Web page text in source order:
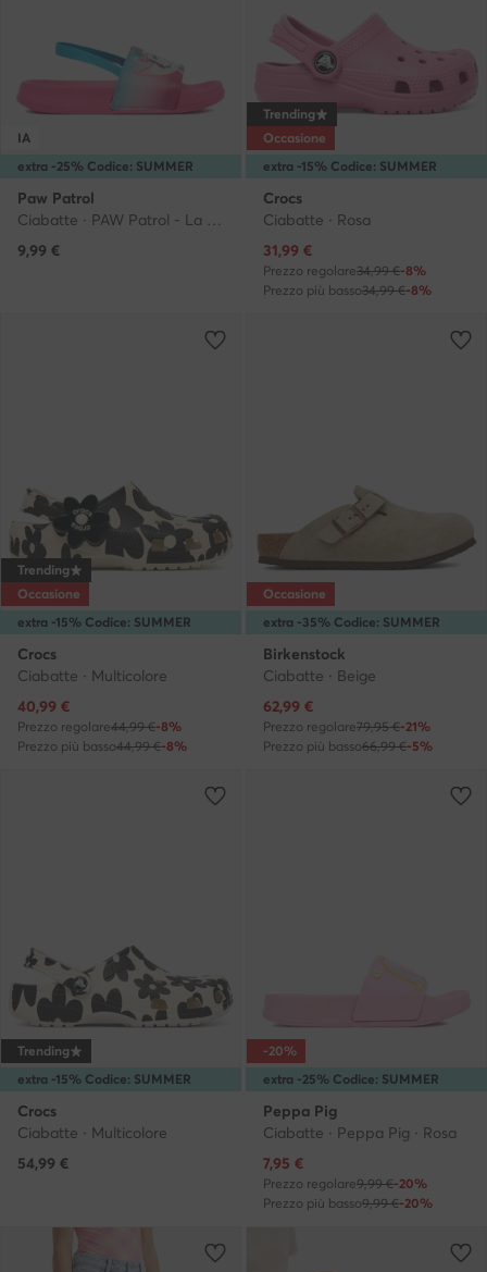
extra -25% Codice: SUMMER
IA
Paw Patrol
9,99 €
extra -15% Codice: SUMMER
Trending
Occasione
Crocs
Ciabatte · Rosa
Prezzo attuale
31,99 €
Prezzo regolare34,99 €-8%
Prezzo più basso34,99 €-8%
extra -15% Codice: SUMMER
Trending
Occasione
Crocs
Ciabatte · Multicolore
Prezzo attuale
40,99 €
Prezzo regolare44,99 €-8%
Prezzo più basso44,99 €-8%
extra -35% Codice: SUMMER
Occasione
Birkenstock
Ciabatte · Beige
Prezzo attuale
62,99 €
Prezzo regolare79,95 €-21%
Prezzo più basso66,99 €-5%
extra -15% Codice: SUMMER
Trending
Crocs
Ciabatte · Multicolore
54,99 €
extra -25% Codice: SUMMER
-20%
Peppa Pig
Ciabatte · Peppa Pig · Rosa
Prezzo attuale
7,95 €
Prezzo regolare9,99 €-20%
Prezzo più basso9,99 €-20%